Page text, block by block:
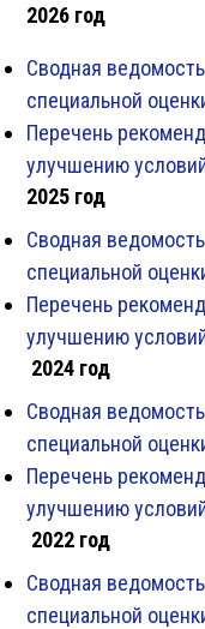
2026 год
Сводная
специальной
Перечень
улучшению
2025 год
Сводная
специальной
Перечень
улучшению
2024 год
Сводная
специальной
Перечень
улучшению
2022 год
Сводная
специальной